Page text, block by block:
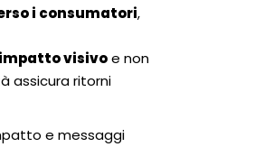
i consumatori,
visivoe non
assicura ritorni
e messaggi